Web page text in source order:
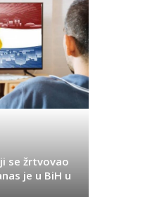
se žrtvovao
je u BiH u